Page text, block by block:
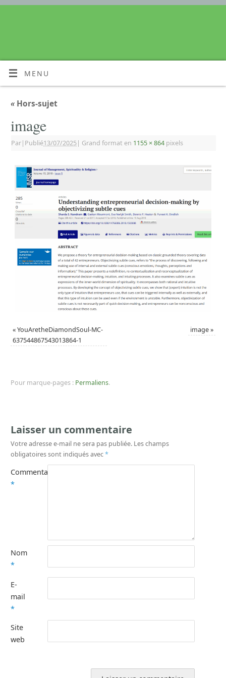
MENU
« Hors-sujet
image
Par| Publié13/07/2025| Grand format en 1155 × 864 pixels
«YouAretheDiamondSoul-MC-
637544867543013864-1
image»
Pour marque-pages : Permaliens.
Laisser un commentaire
Votre adresse e-mail ne sera pas publiée. Les champs
obligatoires sont indiqués avec*
Commentaire
*
Nom
*
E-
mail
*
Site
web